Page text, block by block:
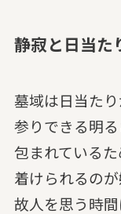
静寂と日当
墓域は日当た
参りできる明
包まれている
着けられるの
故人を思う時